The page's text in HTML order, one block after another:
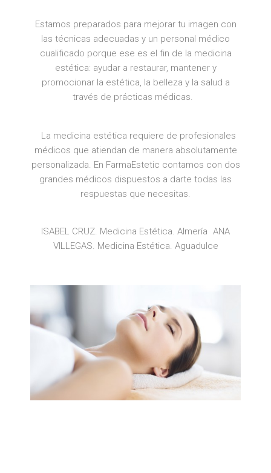
Estamos preparados para mejorar tu imagen con
las técnicas adecuadas y un personal médico
cualificado porque ese es el fin de la medicina
estética: ayudar a restaurar, mantener y
promocionar la estética, la belleza y la salud a
través de prácticas médicas.
La medicina estética requiere de profesionales
médicos que atiendan de manera absolutamente
personalizada. En FarmaEstetic contamos con dos
grandes médicos dispuestos a darte todas las
respuestas que necesitas.
ISABEL CRUZ. Medicina Estética. Almería ANA
VILLEGAS. Medicina Estética. Aguadulce